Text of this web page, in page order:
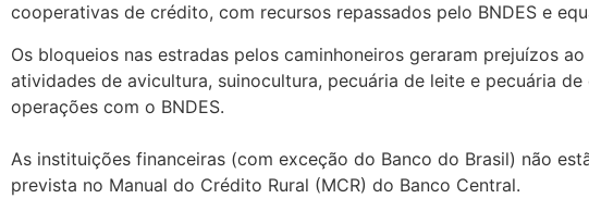
cooperativas de crédito, com recursos repassados pelo BNDES e
Os bloqueios nas estradas pelos caminhoneiros geraram prejuízos
atividades de avicultura, suinocultura, pecuária de leite e pecuária
operações com o BNDES.
As instituições financeiras (com exceção do Banco do Brasil) não
prevista no Manual do Crédito Rural (MCR) do Banco Central.